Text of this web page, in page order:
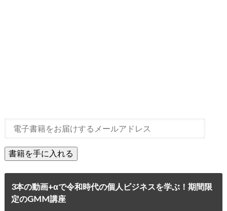
3本の動画+αで令和時代の個人ビジネスを学ぶ！期間限
定のGMM講座